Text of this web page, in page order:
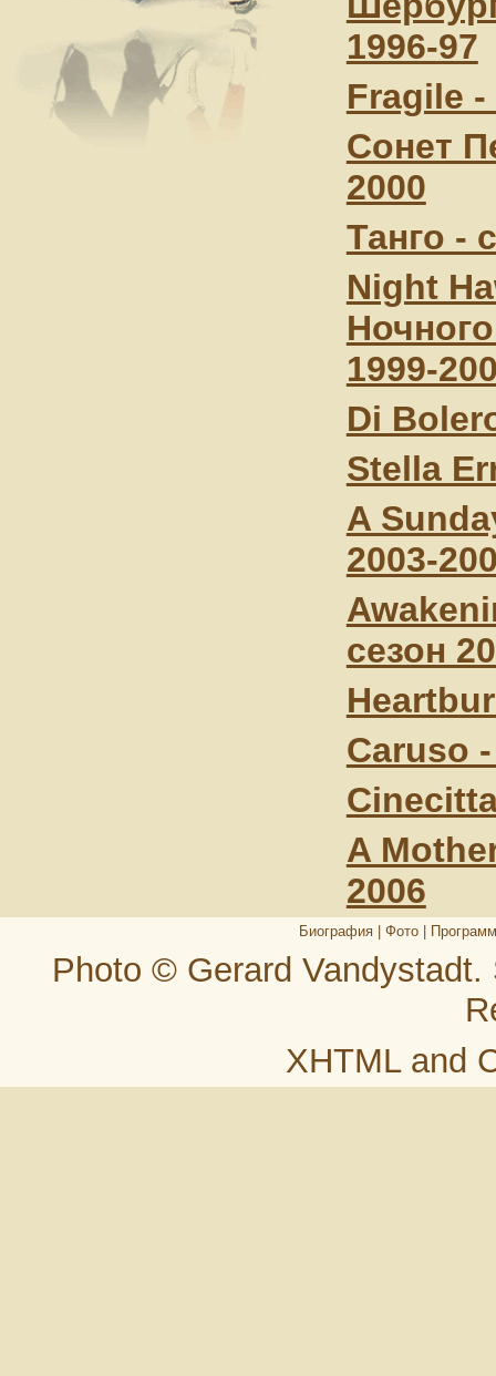
1996-97
Fragile -
Сонет
2000
Танго -
Night
1999-
Di
Stella
A
2003-
сезон
Caruso
A
2006
Биография| Фото|
Photo © Gerard
XHTMLand